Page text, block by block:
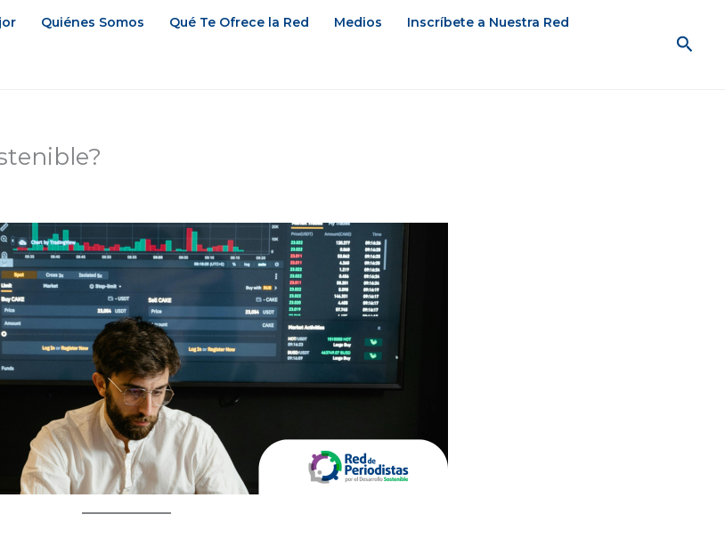
Quiénes Somos Qué Te Ofrece la Red Medios Inscríbete a Nuestra Red